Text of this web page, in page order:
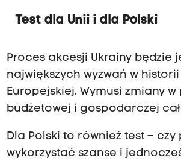
Test dla Unii i dla Polski
Proces akcesji Ukrainy będzie
największych wyzwań w historii
Europejskiej. Wymusi zmiany
budżetowej i gospodarczej
Dla Polski to również test –
wykorzystać szanse i